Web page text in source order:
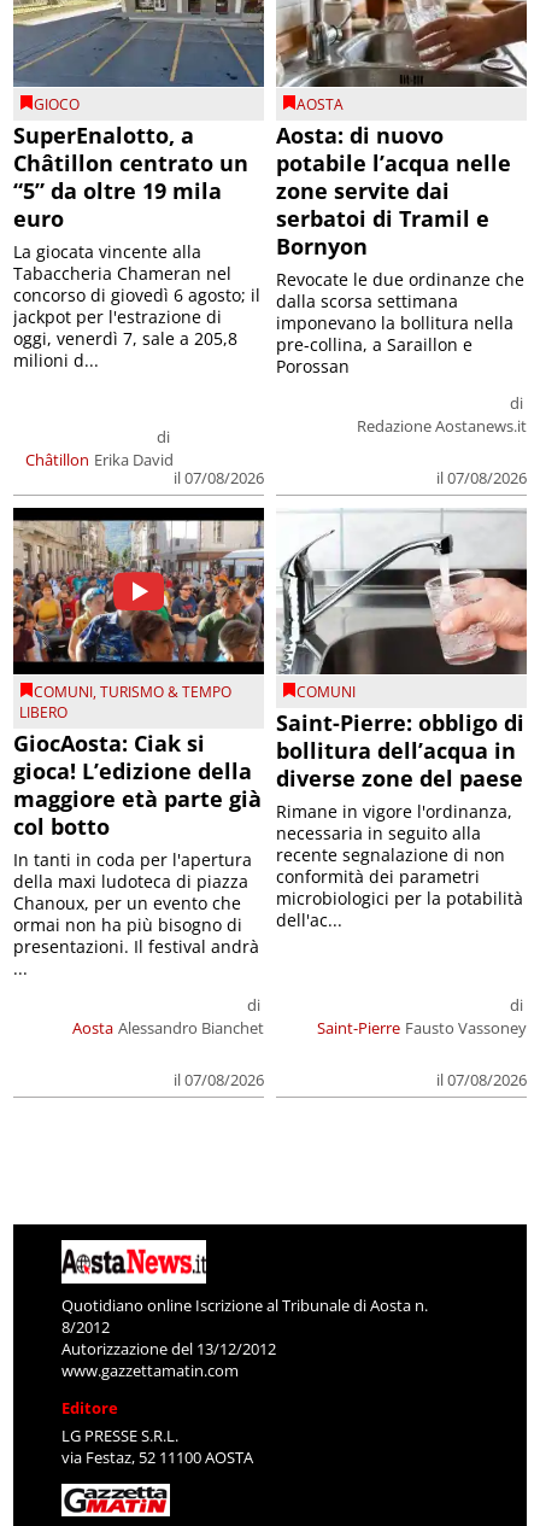
GIOCO
SuperEnalotto, a
Châtillon centrato un
“5” da oltre 19 mila
euro
Châtillon
di
Erika David
il 07/08/2026
La giocata vincente alla
Tabaccheria Chameran nel
concorso di giovedì 6 agosto; il
jackpot per l'estrazione di
oggi, venerdì 7, sale a 205,8
milioni d...
AOSTA
Aosta: di nuovo
potabile l’acqua nelle
zone servite dai
serbatoi di Tramil e
Bornyon
di
Redazione Aostanews.it
il 07/08/2026
Revocate le due ordinanze che
dalla scorsa settimana
imponevano la bollitura nella
pre-collina, a Saraillon e
Porossan
COMUNI,TURISMO & TEMPO
LIBERO
GiocAosta: Ciak si
gioca! L’edizione della
maggiore età parte già
col botto
Aosta
di
Alessandro Bianchet
il 07/08/2026
In tanti in coda per l'apertura
della maxi ludoteca di piazza
Chanoux, per un evento che
ormai non ha più bisogno di
presentazioni. Il festival andrà
...
COMUNI
Saint-Pierre: obbligo di
bollitura dell’acqua in
diverse zone del paese
Saint-Pierre
di
Fausto Vassoney
il 07/08/2026
Rimane in vigore l'ordinanza,
necessaria in seguito alla
recente segnalazione di non
conformità dei parametri
microbiologici per la potabilità
dell'ac...
Quotidiano online Iscrizione al Tribunale di Aosta n.
8/2012
Autorizzazione del 13/12/2012
www.gazzettamatin.com
Editore
LG PRESSE S.R.L.
via Festaz, 52 11100 AOSTA